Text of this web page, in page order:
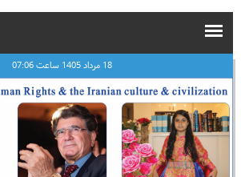
18 مرداد 1405 ساعت 07:06